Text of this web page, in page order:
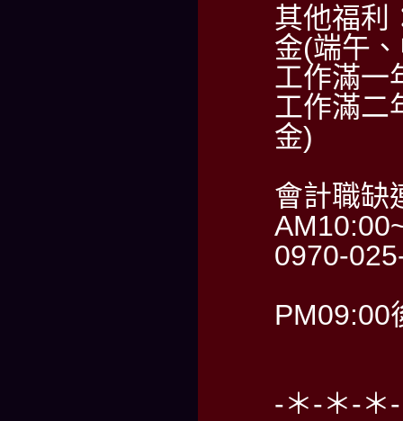
其他福利
金(端午
工作滿一
工作滿二
金)
會計職缺
0970-
PM09:00
-＊-＊-＊